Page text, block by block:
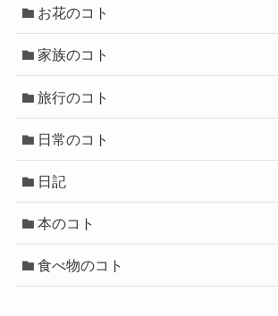
お花のコト
家族のコト
旅行のコト
日常のコト
日記
本のコト
食べ物のコト